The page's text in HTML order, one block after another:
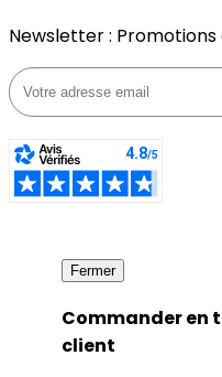
Newsletter :
Fermer
Commander en
client